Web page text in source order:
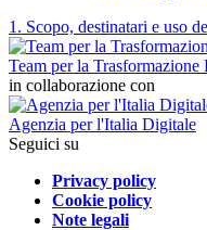
1. Scopo, destinatari e uso
Team per la Trasformazione
in collaborazione con
Agenzia per l'Italia Digitale
Seguici su
Privacy policy
Cookie policy
Note legali